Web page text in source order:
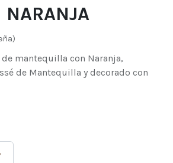
NARANJA
mantequilla con Naranja,
de Mantequilla y decorado con